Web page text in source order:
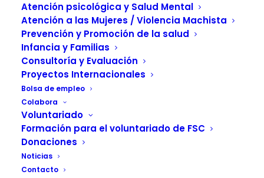
Atención psicológica y Salud Mental
Atención a las Mujeres / Violencia Machista
Prevención y Promoción de la salud
Infancia y Familias
Consultoría y Evaluación
Proyectos Internacionales
Bolsa de empleo
Colabora
Voluntariado
Formación para el voluntariado de FSC
Donaciones
Noticias
Contacto
El próximo 26 de mayo, tendrá lugar las
IV Jornadas de LasDrogas.info, bajo el
título“Psicodélicos y salud mental:
evidencia, regulación y experiencias
celebrar en formato online, reunirá a